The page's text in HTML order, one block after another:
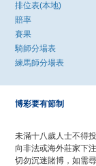
排位表(本地)
賠率
賽果
騎師分場表
練馬師分場表
博彩要有節制
未滿十八歲人士不得
向非法或海外莊家下
切勿沉迷賭博，如需